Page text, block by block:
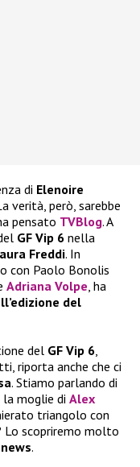
di Elenoire
verità, però, sarebbe
pensato TVBlog. A
GF Vip 6 nella
Freddi. In
con Paolo Bonolis
Adriana Volpe , ha
del
del GF Vip 6
riporta anche che ci
. Stiamo parlando di
, la moglie di Alex
triangolo con
Lo scopriremo molto
news.